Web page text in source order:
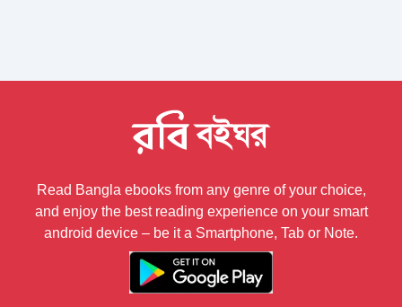
Read Bangla ebooks from any genre of your choice,
and enjoy the best reading experience on your smart
android device – be it a Smartphone, Tab or Note.